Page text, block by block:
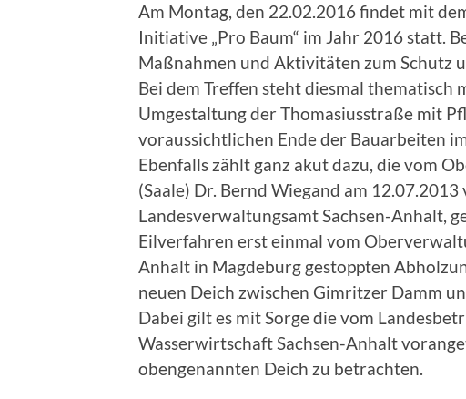
Am Montag, den 22.02.2016 findet mit
Initiative „Pro Baum“ im Jahr 2016 statt.
Maßnahmen und Aktivitäten zum Schutz
Bei dem Treffen steht diesmal thematisch
Umgestaltung der Thomasiusstraße mit
voraussichtlichen Ende der Bauarbeiten
Ebenfalls zählt ganz akut dazu, die vom
(Saale) Dr. Bernd Wiegand am 12.07.2013
Landesverwaltungsamt Sachsen-Anhalt,
Eilverfahren erst einmal vom
Anhalt in Magdeburg gestoppten
neuen Deich zwischen Gimritzer Damm
Dabei gilt es mit Sorge die vom
Wasserwirtschaft Sachsen-Anhalt
obengenannten Deich zu betrachten.